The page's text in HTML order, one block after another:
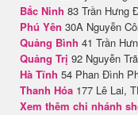
Bắc Ninh 83 Trần Hưng
Phú Yên 30A Nguyễn
Quảng Bình 41 Trần
Quảng Trị 92 Nguyễn
Hà Tĩnh 54 Phan Đình
Thanh Hóa 177 Lê Lai,
Xem thêm chi nhánh